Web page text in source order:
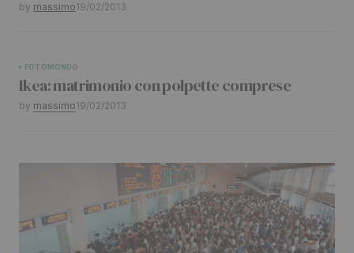
by massimo19/02/2013
FOTO MONDO
Ikea: matrimonio con polpette comprese
by massimo19/02/2013